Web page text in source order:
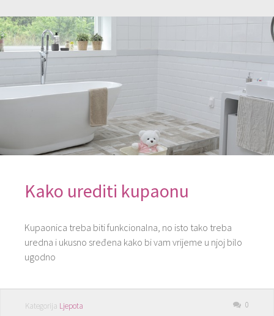
Kako urediti kupaonu
Kupaonica treba biti funkcionalna, no isto tako treba
uredna i ukusno sređena kako bi vam vrijeme u njoj bilo
ugodno
Kategorija Ljepota 0